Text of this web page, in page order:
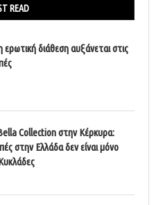
READ
ερωτική διάθεση αυξάνεται στις
Collection στην Κέρκυρα:
στην Ελλάδα δεν είναι μόνο